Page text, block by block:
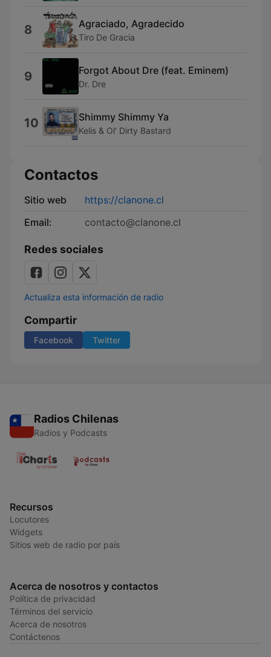
8 Agraciado, Agradecido
Tiro De Gracia
9 Forgot About Dre (feat. Eminem)
Dr. Dre
10 Shimmy Shimmy Ya
Kelis & Ol' Dirty Bastard
Contactos
Sitio web
https://clanone.cl
Email:
contacto@clanone.cl
Redes sociales
Actualiza esta información de radio
Compartir
Facebook Twitter
Radios Chilenas
Radios y Podcasts
Recursos
Locutores
Widgets
Sitios web de radio por país
Acerca de nosotros y contactos
Política de privacidad
Términos del servicio
Acerca de nosotros
Contáctenos